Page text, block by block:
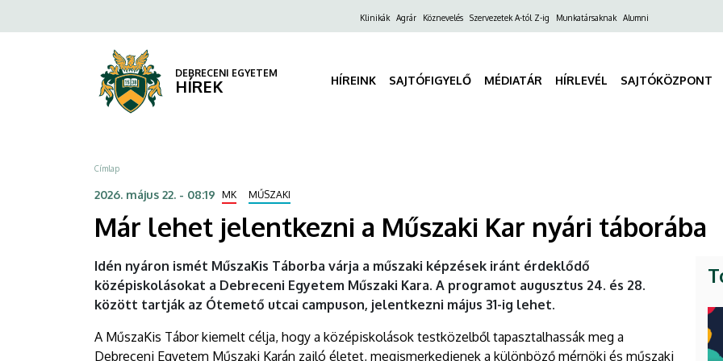
jelentkezni
táborába
DEBRECENI
EGYETEM
a
FelsőKlinikák Agrár Köznevelés Szervezetek A-tól Z-ig Munkatársaknak Alumni
DEBRECENI EGYETEM
HÍREK HÍREINK SAJTÓFIGYELŐ MÉDIATÁR HÍRLEVÉL SAJTÓKÖZPONT
Morzsa
Címlap
2026. május 22. - 08:19 MK MŰSZAKI
Már lehet jelentkezni a Műszaki Kar nyári táborába
Idén nyáron ismét MűszaKis Táborba várja a műszaki képzések iránt érdeklődő
középiskolásokat a Debreceni Egyetem Műszaki Kara. A programot augusztus 24. és 28.
között tartják az Ótemető utcai campuson, jelentkezni május 31-ig lehet.
A MűszaKis Tábor kiemelt célja, hogy a középiskolások testközelből tapasztalhassák meg a
Debreceni Egyetem Műszaki Karán zajló életet, megismerkedjenek a különböző mérnöki és műszaki